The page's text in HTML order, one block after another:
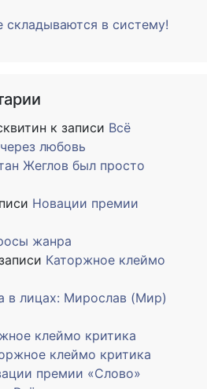
в систему!
к записи Всё
любовь
Жеглов был просто
Новации премии
жанра
Каторжное клеймо
в лицах: Мирослав (Мир)
клеймо критика
клеймо критика
премии «Слово»